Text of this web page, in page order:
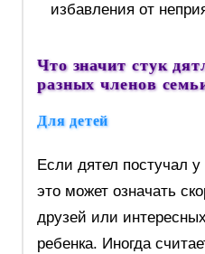
избавления от
Что значит стук
разных членов
Для детей
Если дятел постучал
это может означать
друзей или
ребенка. Иногда